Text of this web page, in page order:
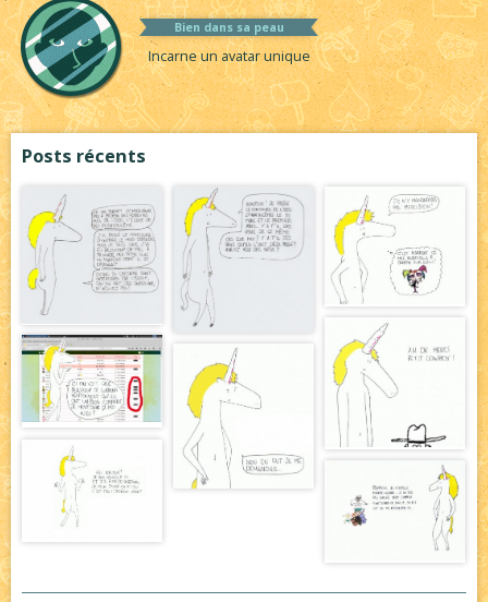
Bien dans sa peau
Incarne un avatar unique
Posts récents